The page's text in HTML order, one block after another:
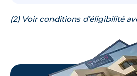
(2) Voir conditions d’éligibilité